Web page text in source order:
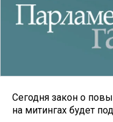
Сегодня закон о
на митингах будет